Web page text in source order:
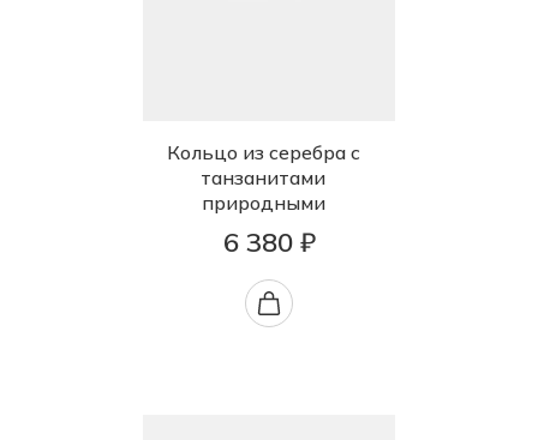
Кольцо из серебра с
танзанитами
природными
6 380 ₽